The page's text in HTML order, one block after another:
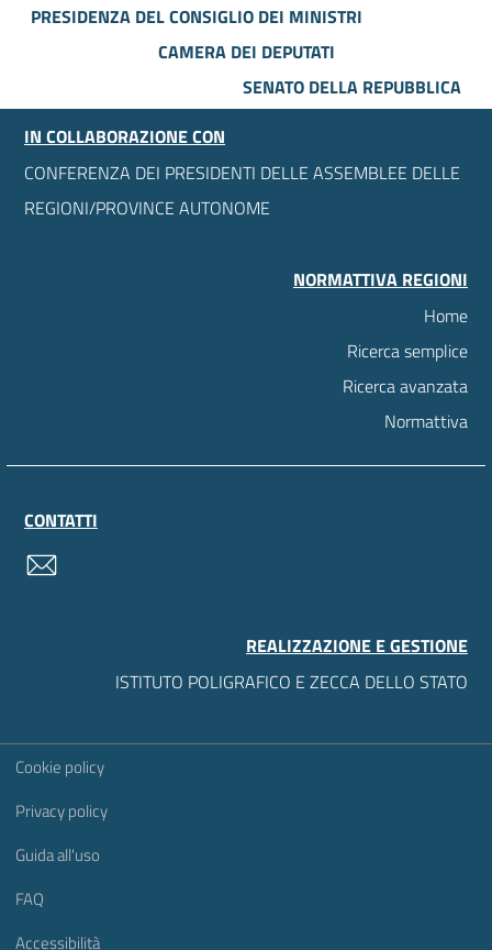
PRESIDENZA DEL CONSIGLIO DEI MINISTRI
CAMERA DEI DEPUTATI
SENATO DELLA REPUBBLICA
IN COLLABORAZIONE CON
CONFERENZA DEI PRESIDENTI DELLE ASSEMBLEE DELLE
REGIONI/PROVINCE AUTONOME
NORMATTIVA REGIONI
Home
Ricerca semplice
Ricerca avanzata
Normattiva
CONTATTI
REALIZZAZIONE E GESTIONE
ISTITUTO POLIGRAFICO E ZECCA DELLO STATO
Sezione Link Utili
Cookie policy
Privacy policy
Guida all'uso
FAQ
Accessibilità